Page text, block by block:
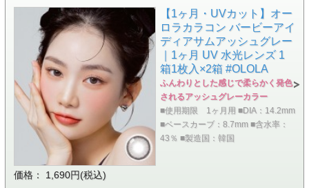
【1ヶ月・UVカット】オー
ロラカラコン バービーアイ
ディアサムアッシュグレー
｜1ヶ月 UV 水光レンズ 1
箱1枚入×2箱 #OLOLA
ふんわりとした感じで柔らかく発色
されるアッシュグレーカラー
■使用期限 1ヶ月用 ■DIA：14.2mm
■ベースカーブ：8.7mm ■含水率：
43％ ■製造国：韓国
価格： 1,690円(税込)